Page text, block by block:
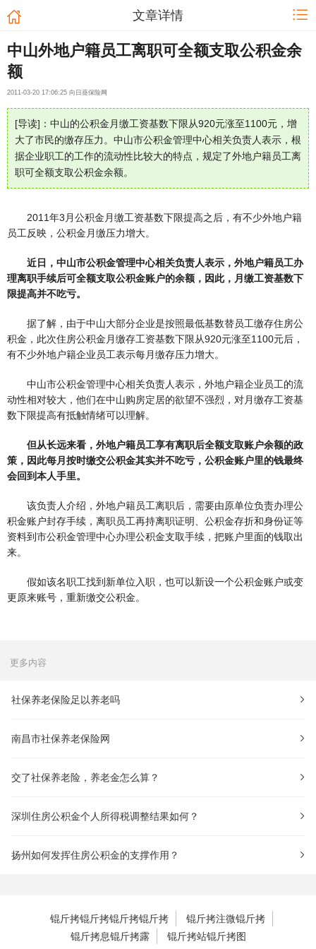
文章详情
中山外地户籍员工离职可全额支取公积金余
额
2011-03-20 17:06:25 向日葵保险网
[导读]：中山的公积金月缴工资基数下限从920元涨至1100元，增
大了市民的缴存压力。中山市公积金管理中心相关负责人表示，根
据企业职工的工作的流动性比较大的特点，规定了外地户籍员工离
职可全额支取公积金余额。
2011年3月公积金月缴工资基数下限提高之后，有不少外地户籍
员工反映，公积金月缴压力增大。
近日，中山市公积金管理中心相关负责人表示，外地户籍员工办
理离职手续后可全额支取公积金账户的余额，因此，月缴工资基数下
限提高并不吃亏。
据了解，由于中山大部分企业是按照最低基数替员工缴存住房公
积金，此次住房公积金月缴存工资基数下限从920元涨至1100元后，
有不少外地户籍企业员工表示每月缴存压力增大。
中山市公积金管理中心相关负责人表示，外地户籍企业员工的流
动性相对较大，他们在中山购房定居的欲望不强烈，对月缴存工资基
数下限提高有抵触情绪可以理解。
但从长远来看，外地户籍员工享有离职后全额支取账户余额的政
策，因此每月按时缴交公积金其实并不吃亏，公积金账户里的钱最终
会回到本人手里。
该负责人介绍，外地户籍员工离职后，需要由原单位负责办理公
积金账户封存手续，离职员工再持离职证明、公积金存折和身份证等
资料到市公积金管理中心办理公积金支取手续，把账户里面的钱取出
来。
假如该名职工找到新单位入职，也可以新设一个公积金账户或变
更原来账号，重新缴交公积金。
更多内容
社保养老保险足以养老吗
南昌市社保养老保险网
交了社保养老险，养老金怎么算？
深圳住房公积金个人所得税调整结果如何？
扬州如何发挥住房公积金的支撑作用？
锟斤拷锟斤拷锟斤拷锟斤拷
锟斤拷注微锟斤拷
锟斤拷息锟斤拷露
锟斤拷站锟斤拷图